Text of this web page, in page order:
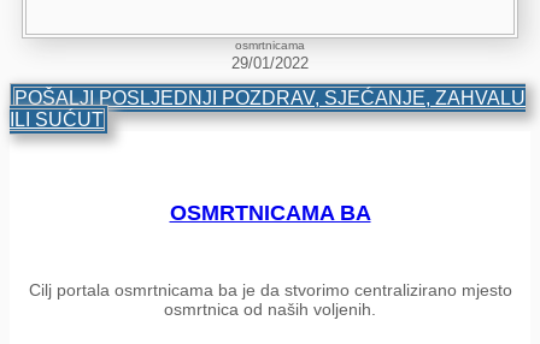
osmrtnicama
29/01/2022
POŠALJI POSLJEDNJI POZDRAV, SJEĆANJE, ZAHVALU
ILI SUĆUT
OSMRTNICAMA BA
Cilj portala osmrtnicama ba je da stvorimo centralizirano mjesto
osmrtnica od naših voljenih.